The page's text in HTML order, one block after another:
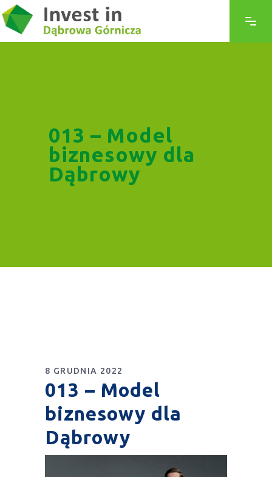
013 – Model
biznesowy dla
Dąbrowy
8 GRUDNIA 2022
013 – Model
biznesowy dla
Dąbrowy